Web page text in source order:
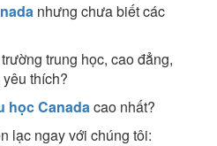
nhưng chưa biết các
trung học, cao đẳng,
thích?
học Canadacao nhất?
lạc ngay với chúng tôi: